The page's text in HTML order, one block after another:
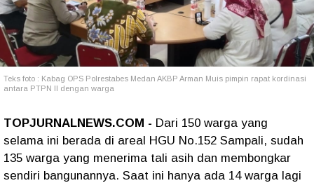
Teks foto : Kabag OPS Polrestabes Medan AKBP Arman Muis pimpin rapat kordinasi
antara PTPN II dengan warga
TOPJURNALNEWS.COM - Dari 150 warga yang
selama ini berada di areal HGU No.152 Sampali, sudah
135 warga yang menerima tali asih dan membongkar
sendiri bangunannya. Saat ini hanya ada 14 warga lagi